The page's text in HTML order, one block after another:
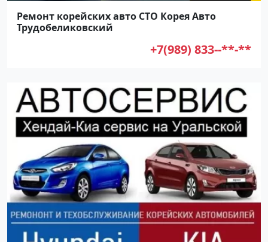
Ремонт корейских авто СТО Корея Авто
Трудобеликовский
+7(989) 833--**-**